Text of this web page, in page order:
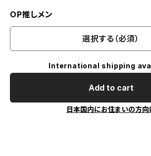
OP推しメン
選択する（必須）
International shipping
Add to cart
日本国内にお住まいの方向